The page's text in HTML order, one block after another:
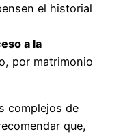
el historial
a la
por matrimonio
complejos de
que,